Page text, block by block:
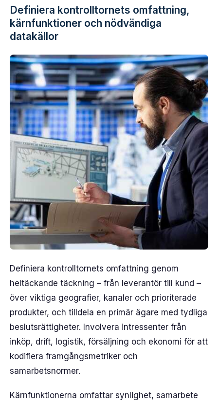
Definiera kontrolltornets omfattning,
kärnfunktioner och nödvändiga
datakällor
Definiera kontrolltornets omfattning genom
heltäckande täckning – från leverantör till kund –
över viktiga geografier, kanaler och prioriterade
produkter, och tilldela en primär ägare med tydliga
beslutsrättigheter. Involvera intressenter från
inköp, drift, logistik, försäljning och ekonomi för att
kodifiera framgångsmetriker och
samarbetsnormer.
Kärnfunktionerna omfattar synlighet, samarbete